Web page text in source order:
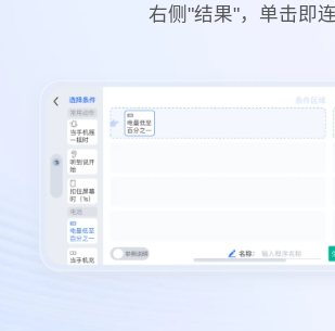
右侧"结果"，单击即连